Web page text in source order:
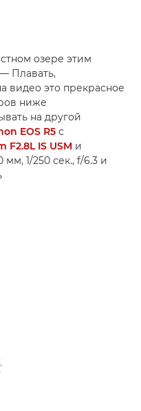
озере этим
Плавать,
видео это прекрасное
ниже
на другой
EOS R5 с
F2.8L IS USM и
1/250 сек., f/6.3 и